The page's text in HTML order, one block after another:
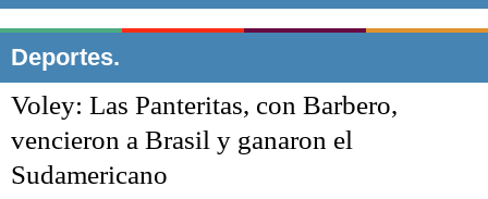
Punta Alta
El mundo
Opinión
Deportes.
Voley: Las Panteritas, con Barbero,
vencieron a Brasil y ganaron el
Sudamericano